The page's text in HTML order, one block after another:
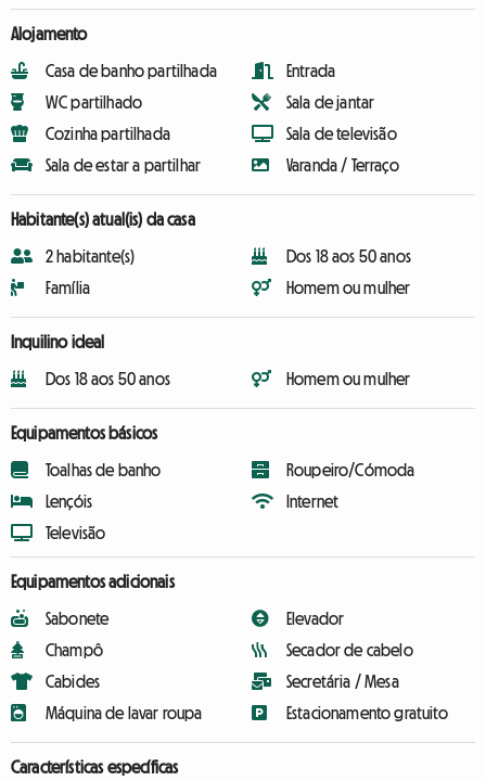
Alojamento
Casa de banho partilhada
WC partilhado
Cozinha partilhada
Sala de estar a partilhar
Entrada
Sala de jantar
Sala de televisão
Varanda / Terraço
Habitante(s) atual(is) da casa
2 habitante(s)
Família
Dos 18 aos 50 anos
Homem ou mulher
Inquilino ideal
Dos 18 aos 50 anos Homem ou mulher
Equipamentos básicos
Toalhas de banho
Lençóis
Televisão
Roupeiro/Cómoda
Internet
Equipamentos adicionais
Sabonete
Champô
Cabides
Máquina de lavar roupa
Elevador
Secador de cabelo
Secretária / Mesa
Estacionamento gratuito
Características específicas